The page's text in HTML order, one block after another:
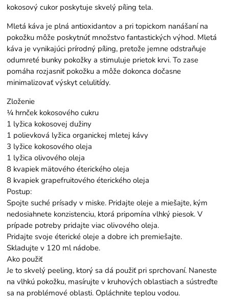
kokosový cukor poskytuje skvelý píling tela.
Mletá káva je plná antioxidantov a pri topickom nanášaní na
pokožku môže poskytnúť množstvo fantastických výhod. Mletá
káva je vynikajúci prírodný píling, pretože jemne odstraňuje
odumreté bunky pokožky a stimuluje prietok krvi. To zase
pomáha rozjasniť pokožku a môže dokonca dočasne
minimalizovať výskyt celulitídy.
Zloženie
¼ hrnček kokosového cukru
1 lyžica kokosovej dužiny
1 polievková lyžica organickej mletej kávy
3 lyžice kokosového oleja
1 lyžica olivového oleja
8 kvapiek mätového éterického oleja
8 kvapiek grapefruitového éterického oleja
Postup:
Spojte suché prísady v miske. Pridajte oleje a miešajte, kým
nedosiahnete konzistenciu, ktorá pripomína vlhký piesok. V
prípade potreby pridajte viac olivového oleja.
Pridajte svoje éterické oleje a dobre ich premiešajte.
Skladujte v 120 ml nádobe.
Ako použiť
Je to skvelý peeling, ktorý sa dá použiť pri sprchovaní. Naneste
na vlhkú pokožku, masírujte v kruhových oblastiach a sústreďte
sa na problémové oblasti. Opláchnite teplou vodou.